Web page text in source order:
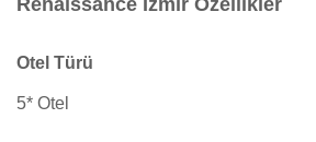
Renaissance İzmir Özellikler
Otel Türü
5* Otel